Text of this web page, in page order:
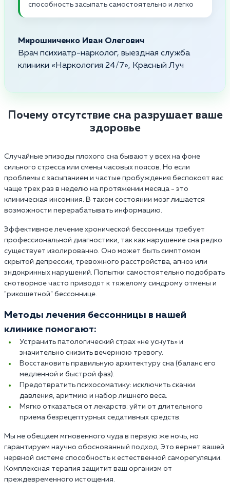
способность засыпать самостоятельно и легко
Мирошниченко Иван Олегович
Врач психиатр-нарколог, выездная служба
клиники «Наркология 24/7», Красный Луч
Почему отсутствие сна разрушает ваше
здоровье
Случайные эпизоды плохого сна бывают у всех на фоне
сильного стресса или смены часовых поясов. Но если
проблемы с засыпанием и частые пробуждения беспокоят вас
чаще трех раз в неделю на протяжении месяца - это
клиническая инсомния. В таком состоянии мозг лишается
возможности перерабатывать информацию.
Эффективное лечение хронической бессонницы требует
профессиональной диагностики, так как нарушение сна редко
существует изолированно. Оно может быть симптомом
скрытой депрессии, тревожного расстройства, апноэ или
эндокринных нарушений. Попытки самостоятельно подобрать
снотворное часто приводят к тяжелому синдрому отмены и
"рикошетной" бессоннице.
Методы лечения бессонницы в нашей
клинике помогают:
Устранить патологический страх «не уснуть» и
значительно снизить вечернюю тревогу.
Восстановить правильную архитектуру сна (баланс его
медленной и быстрой фаз).
Предотвратить психосоматику: исключить скачки
давления, аритмию и набор лишнего веса.
Мягко отказаться от лекарств: уйти от длительного
приема безрецептурных седативных средств.
Мы не обещаем мгновенного чуда в первую же ночь, но
гарантируем научно обоснованный подход. Это вернет вашей
нервной системе способность к естественной саморегуляции.
Комплексная терапия защитит ваш организм от
преждевременного истощения.